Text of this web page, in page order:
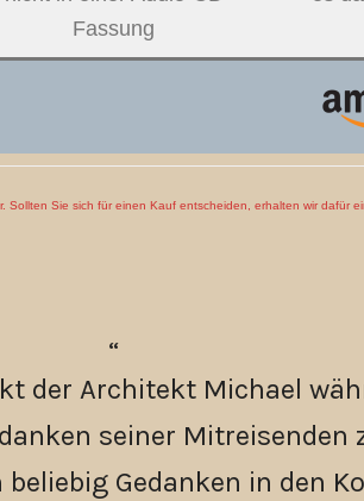
Fassung
Sie sich für einen Kauf entscheiden, erhalten wir dafür
der Architekt Michael
seiner Mitreisenden
Gedanken in den